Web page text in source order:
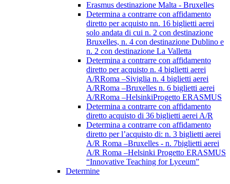
Erasmus destinazione Malta - Bruxelles
Determina a contrarre con affidamento
diretto per acquisto nn. 16 biglietti aerei
solo andata di cui n. 2 con destinazione
Bruxelles, n. 4 con destinazione Dublino e
n. 2 con destinazione La Valletta
Determina a contrarre con affidamento
diretto per acquisto n. 4 biglietti aerei
A/RRoma –Siviglia n. 4 biglietti aerei
A/RRoma –Bruxelles n. 6 biglietti aerei
A/RRoma –HelsinkiProgetto ERASMUS
Determina a contrarre con affidamento
diretto acquisto di 36 biglietti aerei A/R
Determina a contrarre con affidamento
diretto per l’acquisto di: n. 3 biglietti aerei
A/R Roma –Bruxelles - n. 7biglietti aerei
A/R Roma –Helsinki Progetto ERASMUS
“Innovative Teaching for Lyceum”
Determine